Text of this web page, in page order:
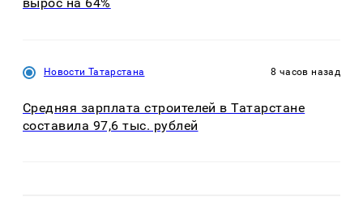
Новости Татарстана 8 часов назад
Средняя зарплата строителей в Татарстане
составила 97,6 тыс. рублей